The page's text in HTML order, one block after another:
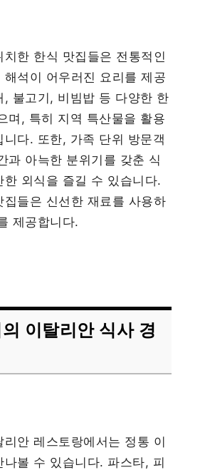
한 한식 맛집들은 전통적인
해석이 어우러진 요리를 제공
, 불고기, 비빔밥 등 다양한 한
며, 특히 지역 특산물을 활용
니다. 또한, 가족 단위 방문객
과 아늑한 분위기를 갖춘 식
한 외식을 즐길 수 있습니다.
집들은 신선한 재료를 사용하
제공합니다.
이탈리안 식사 경
안 레스토랑에서는 정통 이
나볼 수 있습니다. 파스타, 피